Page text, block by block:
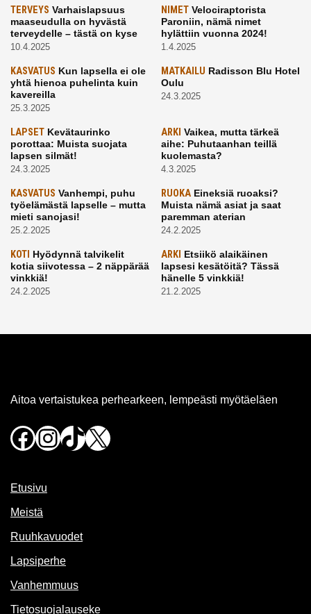
TERVEYS Varhaislapsuus
maaseudulla on hyvästä
terveydelle – tästä on kyse
10.4.2025
NIMETVelociraptorista
Paroniin, nämä nimet
hylättiin vuonna 2024!
1.4.2025
KASVATUS Kun lapsella ei ole
yhtä hienoa puhelinta kuin
kavereilla
25.3.2025
MATKAILU Radisson Blu Hotel
Oulu
24.3.2025
LAPSET Kevätaurinko
porottaa: Muista suojata
lapsen silmät!
24.3.2025
ARKI Vaikea, mutta tärkeä
aihe: Puhutaanhan teillä
kuolemasta?
4.3.2025
KASVATUS Vanhempi, puhu
työelämästä lapselle – mutta
mieti sanojasi!
25.2.2025
RUOKAEineksiä ruoaksi?
Muista nämä asiat ja saat
paremman aterian
24.2.2025
KOTI Hyödynnä talvikelit
kotia siivotessa – 2 näppärää
vinkkiä!
24.2.2025
ARKI Etsiikö alaikäinen
lapsesi kesätöitä? Tässä
hänelle 5 vinkkiä!
21.2.2025
Aitoa vertaistukea perhearkeen, lempeästi myötäeläen
Facebook
Instagram
TikTok
X
Etusivu
Meistä
Ruuhkavuodet
Lapsiperhe
Vanhemmuus
Tietosuojalauseke